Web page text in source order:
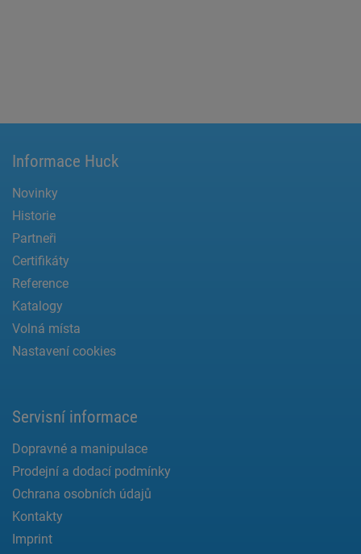
Informace Huck
Novinky
Historie
Partneři
Certifikáty
Reference
Katalogy
Volná místa
Nastavení cookies
Servisní informace
Dopravné a manipulace
Prodejní a dodací podmínky
Ochrana osobních údajů
Kontakty
Imprint